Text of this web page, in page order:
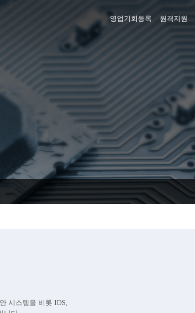
원격지원
영업기회등록
시스템을 비롯 IDS,